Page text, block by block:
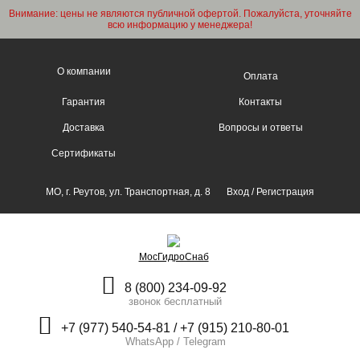
Внимание: цены не являются публичной офертой. Пожалуйста, уточняйте
всю информацию у менеджера!
О компании Оплата
Гарантия Контакты
Доставка Вопросы и ответы
Сертификаты
МО, г. Реутов, ул. Транспортная, д. 8 Вход /Регистрация
МосГидроСнаб
8 (800) 234-09-92
звонок бесплатный
+7 (977) 540-54-81 / +7 (915) 210-80-01
WhatsApp / Telegram